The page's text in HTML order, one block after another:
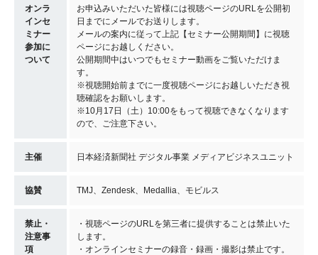
オンラ
インセ
ミナー
参加に
ついて
お申込みいただいた皆様には視聴ページのURLを公開初
日までにメールでお送りします。
メールの案内に従って上記【セミナー公開期間】に視聴
ページにお越しください。
公開期間中はいつでもセミナー動画をご覧いただけま
す。
※視聴開始前までに一度視聴ページにお越しいただき視
聴確認をお願いします。
※10月17日（土）10:00をもって視聴できなくなります
ので、ご注意下さい。
主催 日本経済新聞社 デジタル事業 メディアビジネスユニット
協賛 TMJ、Zendesk、Medallia、モビルス
禁止・
注意事
項
・視聴ページのURLを第三者に提供することは禁止いた
します。
・オンラインセミナーの録音・録画・撮影は禁止です。